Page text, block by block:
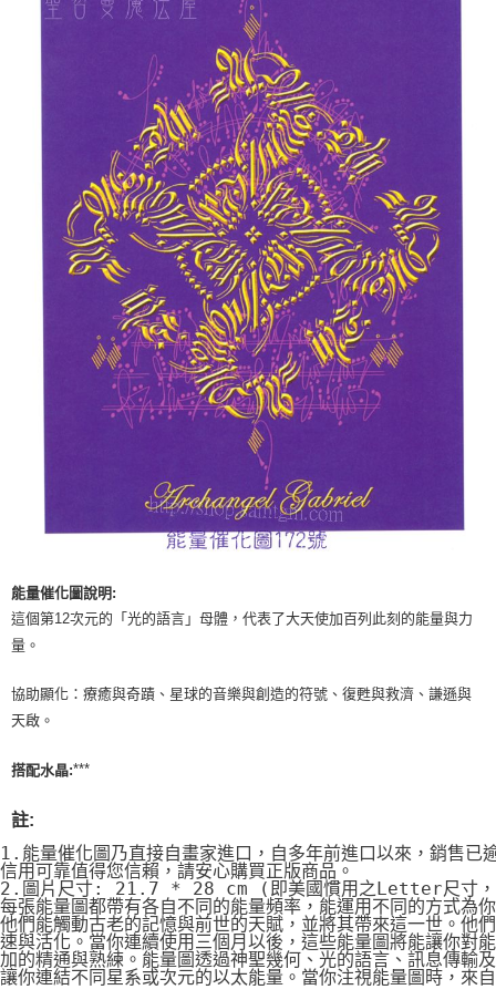
每筆NT$80，滿NT$3,000(含以上)免運費
賣家宅配幫您送（台灣）
每筆NT$80，滿NT$3,000(含以上)免運費
郵局幫你送（離島）
每筆NT$80，滿NT$3,000(含以上)免運費
付款後門市自取
免運費
能量催化圖說明:
這個第12次元的「光的語言」母體，代表了大天使加百列此刻的能量與力
量。
協助顯化：療癒與奇蹟、星球的音樂與創造的符號、復甦與救濟、謙遜與
天啟。
搭配水晶:***
註:
1.能量催化圖乃直接自畫家進口，自多年前進口以來，銷售已
信用可靠值得您信賴，請安心購買正版商品。
2.圖片尺寸: 21.7 * 28 cm (即美國慣用之Letter尺寸，
每張能量圖都帶有各自不同的能量頻率，能運用不同的方式為
他們能觸動古老的記憶與前世的天賦，並將其帶來這一世。他
速與活化。當你連續使用三個月以後，這些能量圖將能讓你對
加的精通與熟練。能量圖透過神聖幾何、光的語言、訊息傳輸
讓你連結不同星系或次元的以太能量。當你注視能量圖時，來